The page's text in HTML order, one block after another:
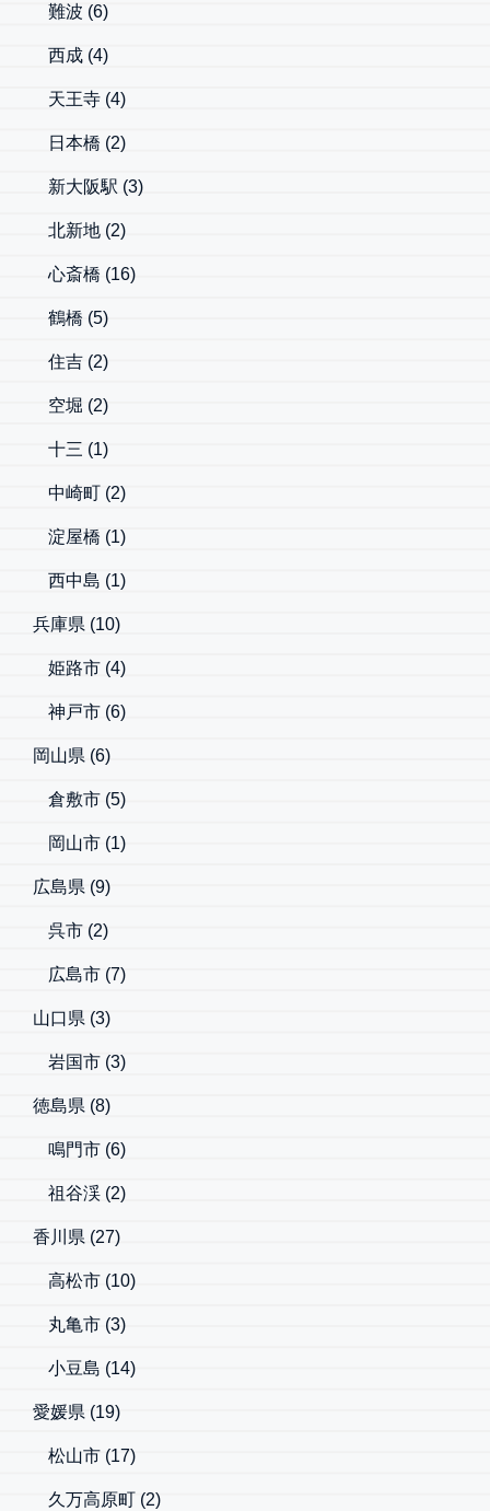
難波 (6)
西成 (4)
天王寺 (4)
日本橋 (2)
新大阪駅 (3)
北新地 (2)
心斎橋 (16)
鶴橋 (5)
住吉 (2)
空堀 (2)
十三 (1)
中崎町 (2)
淀屋橋 (1)
西中島 (1)
兵庫県 (10)
姫路市 (4)
神戸市 (6)
岡山県 (6)
倉敷市 (5)
岡山市 (1)
広島県 (9)
呉市 (2)
広島市 (7)
山口県 (3)
岩国市 (3)
徳島県 (8)
鳴門市 (6)
祖谷渓 (2)
香川県 (27)
高松市 (10)
丸亀市 (3)
小豆島 (14)
愛媛県 (19)
松山市 (17)
久万高原町 (2)